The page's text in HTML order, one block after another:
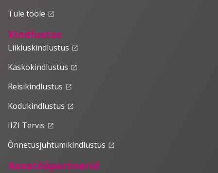
Tule tööle launch
Kindlustus
Liikluskindlustus launch
Kaskokindlustus launch
Reisikindlustus launch
Kodukindlustus launch
IIZI Tervis launch
Õnnetusjuhtumikindlustus launch
Koostööpartnerid